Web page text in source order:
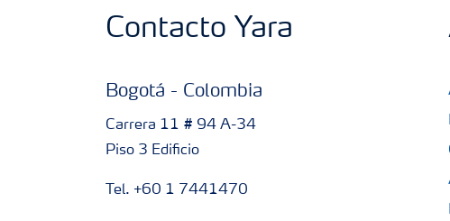
Contacto Yara
Bogotá - Colombia
Carrera 11 # 94 A-34
Piso 3 Edificio
Tel. +60 1 7441470